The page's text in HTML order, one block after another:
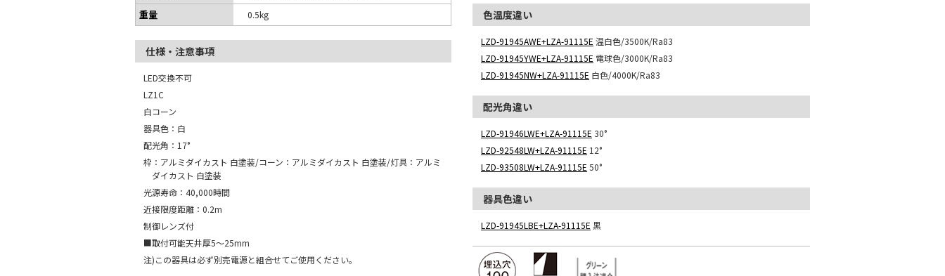
重量 0.5kg
仕様・注意事項
LED交換不可
LZ1C
白コーン
器具色：白
配光角：17°
枠：アルミダイカスト 白塗装/コーン：アルミダイカスト 白塗装/灯具：アルミ
ダイカスト 白塗装
光源寿命：40,000時間
近接限度距離：0.2m
制御レンズ付
■取付可能天井厚5～25mm
注)この器具は必ず別売電源と組合せてご使用ください。
色温度違い
LZD-91945AWE+LZA-91115E 温白色/3500K/Ra83
LZD-91945YWE+LZA-91115E 電球色/3000K/Ra83
LZD-91945NW+LZA-91115E 白色/4000K/Ra83
配光角違い
LZD-91946LWE+LZA-91115E 30°
LZD-92548LW+LZA-91115E 12°
LZD-93508LW+LZA-91115E 50°
器具色違い
LZD-91945LBE+LZA-91115E 黒